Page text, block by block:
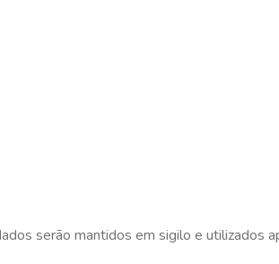
serão mantidos em sigilo e utilizados